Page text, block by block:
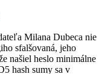
Milana Dubeca nie
sfalšovaná, jeho
našiel heslo minimálne
hash sumy sa v